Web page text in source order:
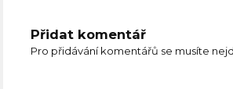
Přidat komentář
Pro přidávání komentářů se musíte